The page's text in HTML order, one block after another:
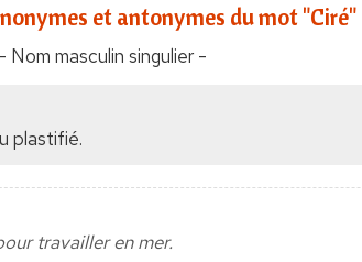
et antonymes du mot "Ciré"
- Nom masculin singulier -
plastifié.
travailler en mer.